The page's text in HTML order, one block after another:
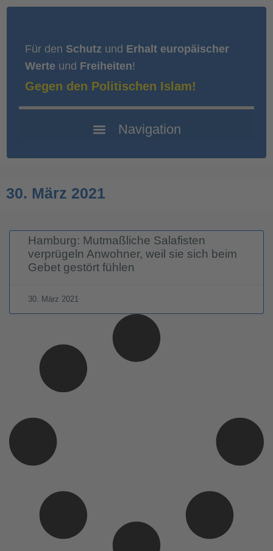
Für den Schutz und Erhalt europäischer
Werte und Freiheiten!
Gegen den Politischen Islam!
30. März 2021
Hamburg: Mutmaßliche Salafisten
verprügeln Anwohner, weil sie sich beim
Gebet gestört fühlen
30. März 2021